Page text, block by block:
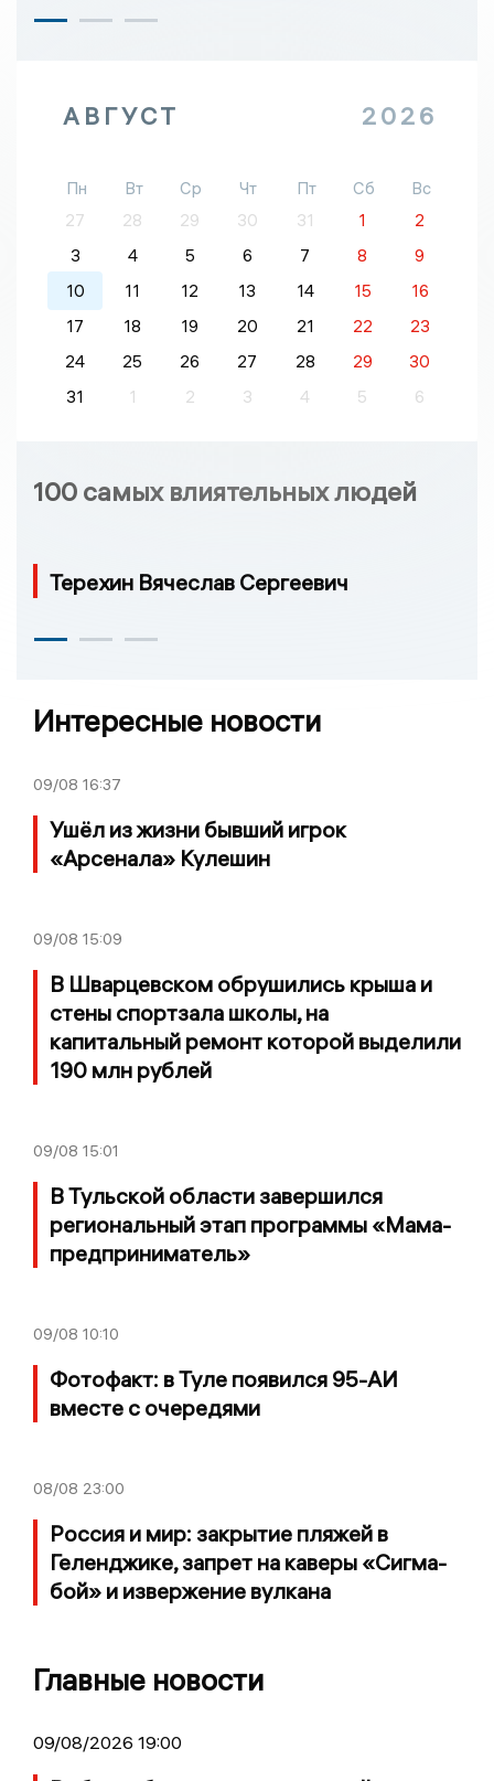
АВГУСТ 2026
Пн Вт Ср Чт Пт Сб
Вс
27
28 29 30 31 1
2
3
4 5 6 7 8
9
10
11 12 13 14 15
16
17
18 19 20 21 22
23
24
25 26 27 28 29
30
31
1 2 3 4 5 6
100 самых влиятельных людей
Терехин Вячеслав Сергеевич
Интересные новости
09/08 16:37
Ушёл из жизни бывший игрок
«Арсенала» Кулешин
09/08 15:09
В Шварцевском обрушились крыша и
стены спортзала школы, на
капитальный ремонт которой выделили
190 млн рублей
09/08 15:01
В Тульской области завершился
региональный этап программы «Мама-
предприниматель»
09/08 10:10
Фотофакт: в Туле появился 95-АИ
вместе с очередями
08/08 23:00
Россия и мир: закрытие пляжей в
Геленджике, запрет на каверы «Сигма-
бой» и извержение вулкана
Главные новости
09/08/2026 19:00